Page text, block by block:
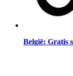
België: Gratis